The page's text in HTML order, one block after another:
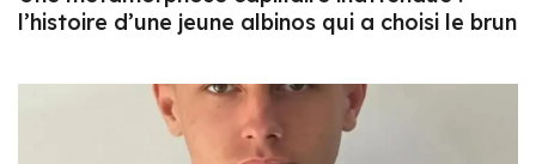
l’histoire d’une jeune albinos qui a choisi le brun